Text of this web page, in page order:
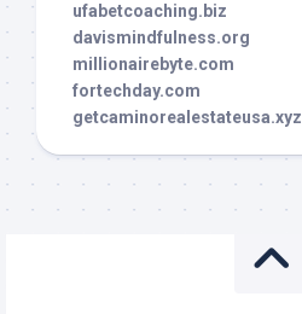
ufabetcoaching.biz
davismindfulness.org
millionairebyte.com
fortechday.com
getcaminorealestateusa.xyz